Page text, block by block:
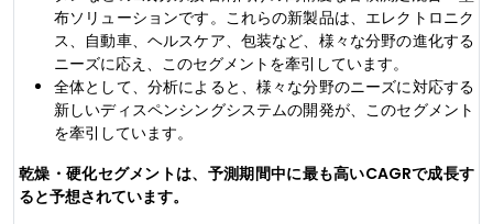
布ソリューションです。これらの新製品は、エレクトロニク
ス、自動車、ヘルスケア、包装など、様々な分野の進化する
ニーズに応え、このセグメントを牽引しています。
全体として、分析によると、様々な分野のニーズに対応する
新しいディスペンシングシステムの開発が、このセグメント
を牽引しています。
乾燥・硬化セグメントは、予測期間中に最も高いCAGRで成長す
ると予想されています。